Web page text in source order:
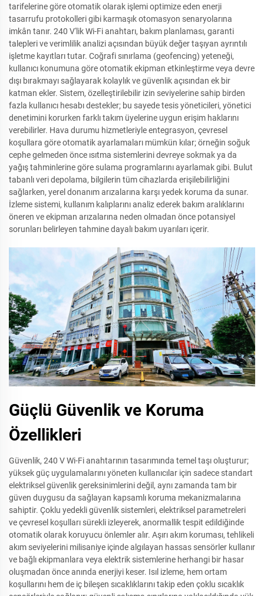
tarifelerine göre otomatik olarak işlemi optimize eden enerji
tasarrufu protokolleri gibi karmaşık otomasyon senaryolarına
imkân tanır. 240 V'lik Wi-Fi anahtarı, bakım planlaması, garanti
talepleri ve verimlilik analizi açısından büyük değer taşıyan ayrıntılı
işletme kayıtları tutar. Coğrafi sınırlama (geofencing) yeteneği,
kullanıcı konumuna göre otomatik ekipman etkinleştirme veya devre
dışı bırakmayı sağlayarak kolaylık ve güvenlik açısından ek bir
katman ekler. Sistem, özelleştirilebilir izin seviyelerine sahip birden
fazla kullanıcı hesabı destekler; bu sayede tesis yöneticileri, yönetici
denetimini korurken farklı takım üyelerine uygun erişim haklarını
verebilirler. Hava durumu hizmetleriyle entegrasyon, çevresel
koşullara göre otomatik ayarlamaları mümkün kılar; örneğin soğuk
cephe gelmeden önce ısıtma sistemlerini devreye sokmak ya da
yağış tahminlerine göre sulama programlarını ayarlamak gibi. Bulut
tabanlı veri depolama, bilgilerin tüm cihazlarda erişilebilirliğini
sağlarken, yerel donanım arızalarına karşı yedek koruma da sunar.
İzleme sistemi, kullanım kalıplarını analiz ederek bakım aralıklarını
öneren ve ekipman arızalarına neden olmadan önce potansiyel
sorunları belirleyen tahmine dayalı bakım uyarıları içerir.
Güçlü Güvenlik ve Koruma
Özellikleri
Güvenlik, 240 V Wi-Fi anahtarının tasarımında temel taşı oluşturur;
yüksek güç uygulamalarını yöneten kullanıcılar için sadece standart
elektriksel güvenlik gereksinimlerini değil, aynı zamanda tam bir
güven duygusu da sağlayan kapsamlı koruma mekanizmalarına
sahiptir. Çoklu yedekli güvenlik sistemleri, elektriksel parametreleri
ve çevresel koşulları sürekli izleyerek, anormallik tespit edildiğinde
otomatik olarak koruyucu önlemler alır. Aşırı akım koruması, tehlikeli
akım seviyelerini milisaniye içinde algılayan hassas sensörler kullanır
ve bağlı ekipmanlara veya elektrik sistemlerine herhangi bir hasar
oluşmadan önce anında enerjiyi keser. Isıl izleme, hem ortam
koşullarını hem de iç bileşen sıcaklıklarını takip eden çoklu sıcaklık